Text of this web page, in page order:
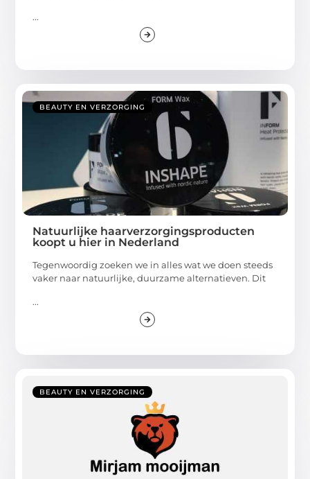
...
BEAUTY EN VERZORGING
Natuurlijke haarverzorgingsproducten
koopt u hier in Nederland
Tegenwoordig zoeken we in alles wat we doen steeds
vaker naar natuurlijke, duurzame alternatieven. Dit
...
BEAUTY EN VERZORGING